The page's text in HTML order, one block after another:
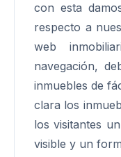
con esta
respecto a
web
navegación,
inmuebles de
clara los
los visitantes
visible y un